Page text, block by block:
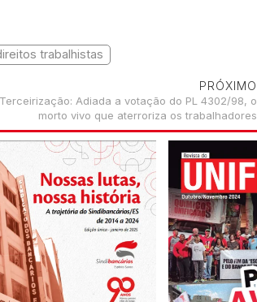
trabalhistas
PRÓXIMO
Terceirização: Adiada a votação do PL 4302/98, o
morto vivo que aterroriza os trabalhadores